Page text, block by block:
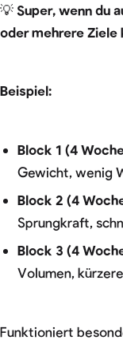
💡 Super, wenn du
oder mehrere
Beispiel:
Block 1 (4
Gewicht, wenig
Block 2 (4
Sprungkraft,
Block 3 (4
Volumen,
Funktioniert